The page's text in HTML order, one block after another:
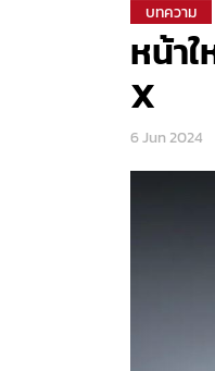
บทความ
หน้า
X
6 Jun 2024